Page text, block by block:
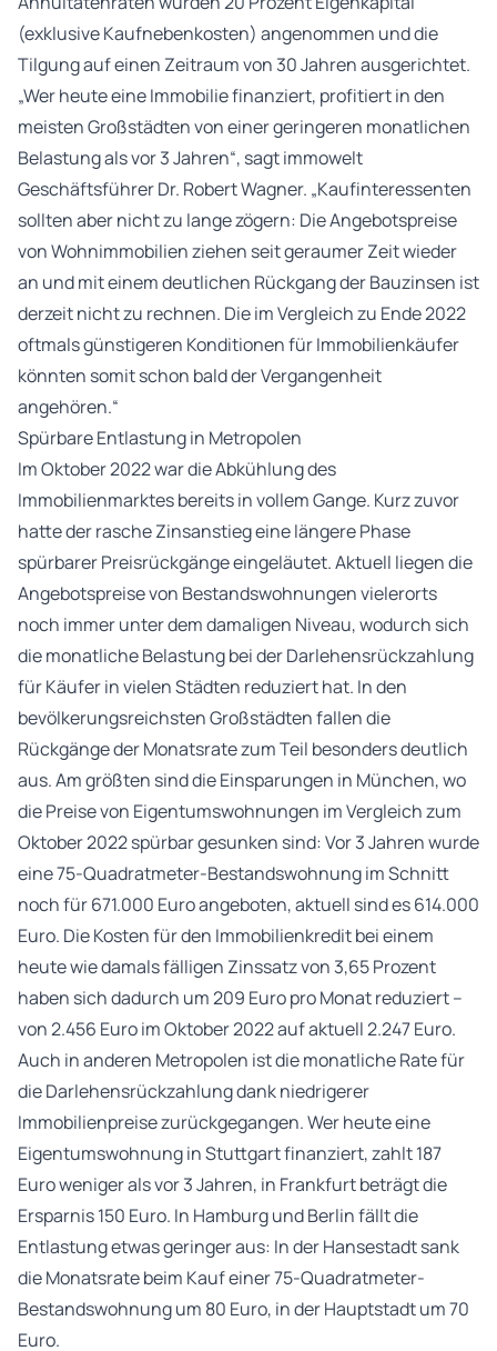
(exklusive Kaufnebenkosten) angenommen und die
Tilgung auf einen Zeitraum von 30 Jahren ausgerichtet.
„Wer heute eine Immobilie finanziert, profitiert in den
meisten Großstädten von einer geringeren monatlichen
Belastung als vor 3 Jahren“, sagt immowelt
Geschäftsführer Dr. Robert Wagner. „Kaufinteressenten
sollten aber nicht zu lange zögern: Die Angebotspreise
von Wohnimmobilien ziehen seit geraumer Zeit wieder
an und mit einem deutlichen Rückgang der Bauzinsen ist
derzeit nicht zu rechnen. Die im Vergleich zu Ende 2022
oftmals günstigeren Konditionen für Immobilienkäufer
könnten somit schon bald der Vergangenheit
angehören.“
Spürbare Entlastung in Metropolen
Im Oktober 2022 war die Abkühlung des
Immobilienmarktes bereits in vollem Gange. Kurz zuvor
hatte der rasche Zinsanstieg eine längere Phase
spürbarer Preisrückgänge eingeläutet. Aktuell liegen die
Angebotspreise von Bestandswohnungen vielerorts
noch immer unter dem damaligen Niveau, wodurch sich
die monatliche Belastung bei der Darlehensrückzahlung
für Käufer in vielen Städten reduziert hat. In den
bevölkerungsreichsten Großstädten fallen die
Rückgänge der Monatsrate zum Teil besonders deutlich
aus. Am größten sind die Einsparungen in München, wo
die Preise von Eigentumswohnungen im Vergleich zum
Oktober 2022 spürbar gesunken sind: Vor 3 Jahren wurde
eine 75-Quadratmeter-Bestandswohnung im Schnitt
noch für 671.000 Euro angeboten, aktuell sind es 614.000
Euro. Die Kosten für den Immobilienkredit bei einem
heute wie damals fälligen Zinssatz von 3,65 Prozent
haben sich dadurch um 209 Euro pro Monat reduziert –
von 2.456 Euro im Oktober 2022 auf aktuell 2.247 Euro.
Auch in anderen Metropolen ist die monatliche Rate für
die Darlehensrückzahlung dank niedrigerer
Immobilienpreise zurückgegangen. Wer heute eine
Eigentumswohnung in Stuttgart finanziert, zahlt 187
Euro weniger als vor 3 Jahren, in Frankfurt beträgt die
Ersparnis 150 Euro. In Hamburg und Berlin fällt die
Entlastung etwas geringer aus: In der Hansestadt sank
die Monatsrate beim Kauf einer 75-Quadratmeter-
Bestandswohnung um 80 Euro, in der Hauptstadt um 70
Euro.